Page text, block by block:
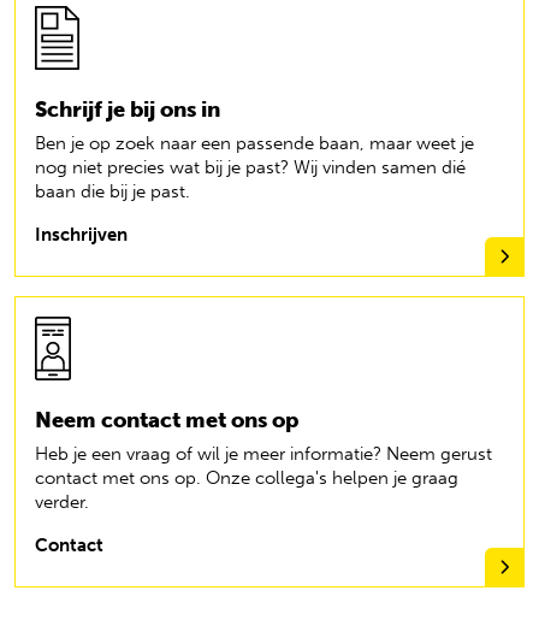
Schrijf je bij ons in
Ben je op zoek naar een passende baan, maar weet je
nog niet precies wat bij je past? Wij vinden samen dié
baan die bij je past.
Inschrijven
Neem contact met ons op
Heb je een vraag of wil je meer informatie? Neem gerust
contact met ons op. Onze collega's helpen je graag
verder.
Contact